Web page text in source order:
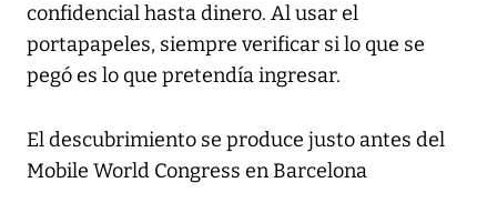
confidencial hasta dinero. Al usar el
portapapeles, siempre verificar si lo que se
pegó es lo que pretendía ingresar.
El descubrimiento se produce justo antes del
Mobile World Congress en Barcelona